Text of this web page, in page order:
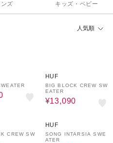
ンズ キッズ・ベビー
人気順
HUF
BIG BLOCK CREW SW
EATER
¥13,090
CREW SW
HUF
SONG INTARSIA SWE
ATER